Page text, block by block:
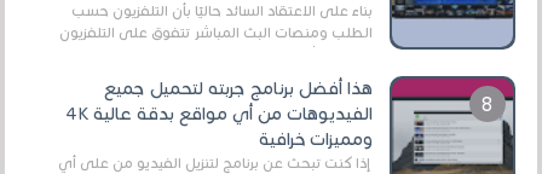
بناءً على الاعتقاد السائد حاليًا بأن التلفزيون حسب
الطلب ومنصات البث المباشر تتفوق على التلفزيون
هذا أفضل برنامج جربته لتحميل جميع
الفيديوهات من أي مواقع بدقة عالية 4K
ومميزات خرافية
إذا كنت تبحث عن برنامج لتنزيل الفيديو من على أي